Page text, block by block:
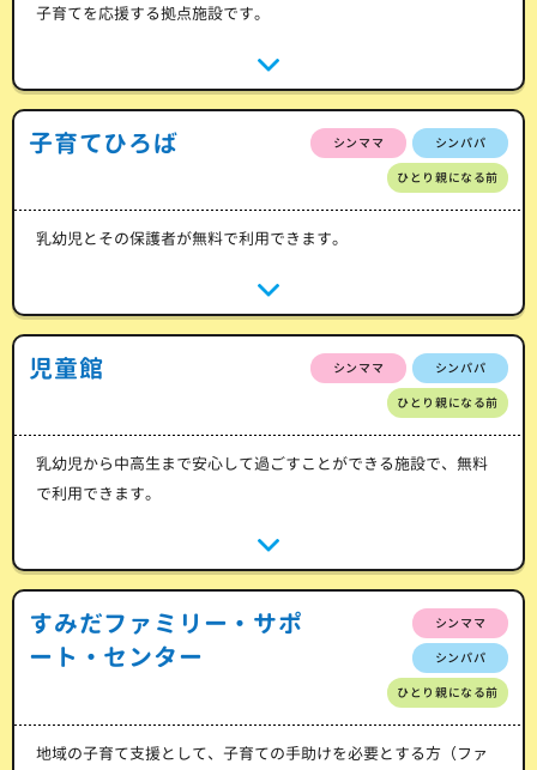
子育てを応援する拠点施設です。
子育てひろば シンママ シンパパ
ひとり親になる前
乳幼児とその保護者が無料で利用できます。
児童館 シンママ シンパパ
ひとり親になる前
乳幼児から中高生まで安心して過ごすことができる施設で、無料
で利用できます。
すみだファミリー・サポ
ート・センター
シンママ
シンパパ
ひとり親になる前
地域の子育て支援として、子育ての手助けを必要とする方（ファ